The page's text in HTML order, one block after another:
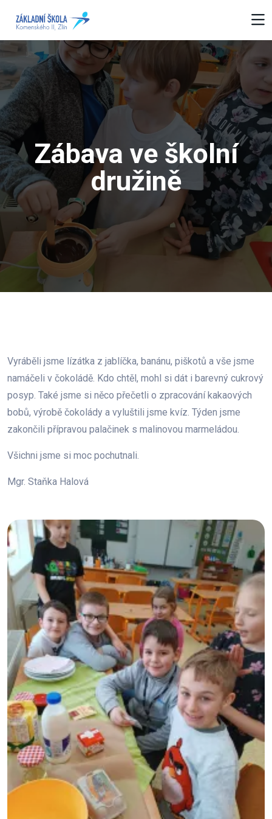
Zábava ve školní
družině
Vyráběli jsme lízátka z jablíčka, banánu, piškotů a vše jsme
namáčeli v čokoládě. Kdo chtěl, mohl si dát i barevný cukrový
posyp. Také jsme si něco přečetli o zpracování kakaových
bobů, výrobě čokolády a vyluštili jsme kvíz. Týden jsme
zakončili přípravou palačinek s malinovou marmeládou.
Všichni jsme si moc pochutnali.
Mgr. Staňka Halová